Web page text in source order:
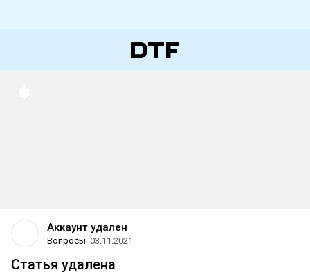
Аккаунт удален
Вопросы 03.11.2021
Статья удалена